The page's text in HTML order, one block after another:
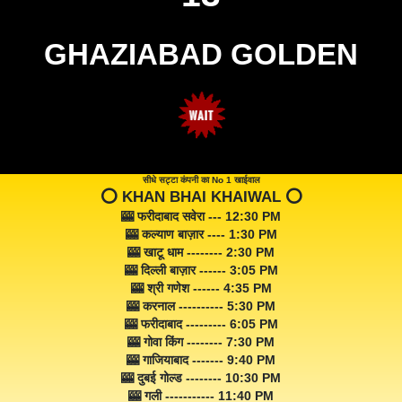
GHAZIABAD GOLDEN
सीधे सट्टा कंपनी का No 1 खाईवाल
⭕️ KHAN BHAI KHAIWAL ⭕️
🎰 फरीदाबाद सवेरा --- 12:30 PM
🎰 कल्याण बाज़ार ---- 1:30 PM
🎰 खाटू धाम -------- 2:30 PM
🎰 दिल्ली बाज़ार ------ 3:05 PM
🎰 श्री गणेश ------ 4:35 PM
🎰 करनाल ---------- 5:30 PM
🎰 फरीदाबाद --------- 6:05 PM
🎰 गोवा किंग -------- 7:30 PM
🎰 गाजियाबाद ------- 9:40 PM
🎰 दुबई गोल्ड -------- 10:30 PM
🎰 गली ----------- 11:40 PM